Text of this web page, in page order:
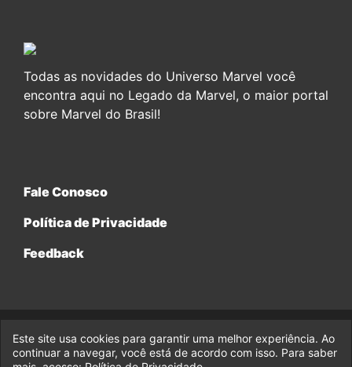
Todas as novidades do Universo Marvel você
encontra aqui no Legado da Marvel, o maior portal
sobre Marvel do Brasil!
Fale Conosco
Política de Privacidade
Feedback
© 2017-2026 Legado da Marvel, uma empresa da Legado
Enterprises.
Este site usa cookies para garantir uma melhor experiência. Ao
continuar a navegar, você está de acordo com isso. Para saber